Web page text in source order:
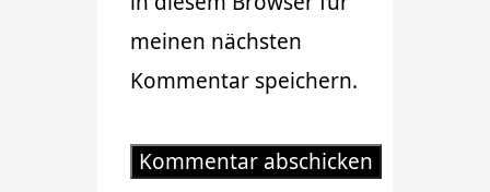
meinen nächsten
Kommentar speichern.